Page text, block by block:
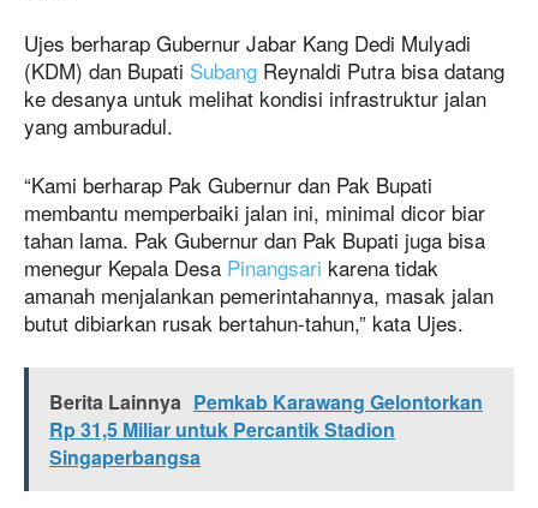
Ujes berharap Gubernur Jabar Kang Dedi Mulyadi
(KDM) dan Bupati Subang Reynaldi Putra bisa datang
ke desanya untuk melihat kondisi infrastruktur jalan
yang amburadul.
“Kami berharap Pak Gubernur dan Pak Bupati
membantu memperbaiki jalan ini, minimal dicor biar
tahan lama. Pak Gubernur dan Pak Bupati juga bisa
menegur Kepala Desa Pinangsari karena tidak
amanah menjalankan pemerintahannya, masak jalan
butut dibiarkan rusak bertahun-tahun,” kata Ujes.
Berita Lainnya Pemkab Karawang Gelontorkan
Rp 31,5 Miliar untuk Percantik Stadion
Singaperbangsa